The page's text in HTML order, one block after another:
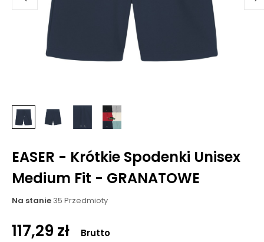
EASER - Krótkie Spodenki Unisex
Medium Fit - GRANATOWE
Na stanie 35 Przedmioty
117,29 zł Brutto